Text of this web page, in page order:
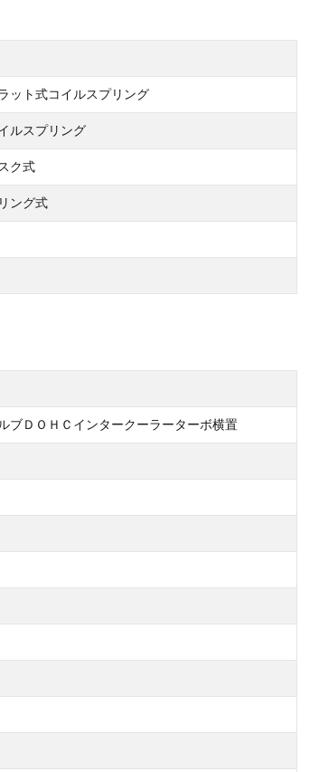
ット式コイルスプリング
ルスプリング
ク式
ング式
ブＤＯＨＣインタークーラーターボ横置